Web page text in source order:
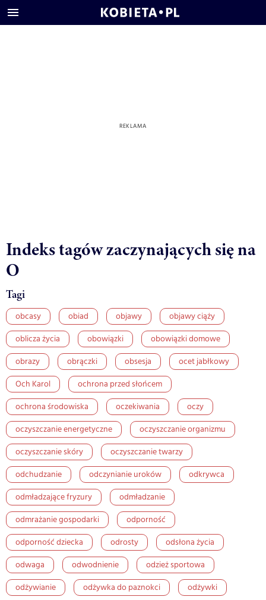
Indeks tagów zaczynających się na
O
Tagi
obcasy obiad objawy
objawy ciąży
oblicza życia
obowiązki
obowiązki domowe
obrazy
obrączki obsesja
ocet jabłkowy
Och Karol
ochrona przed słońcem
ochrona środowiska
oczekiwania
oczy
oczyszczanie energetyczne
oczyszczanie organizmu
oczyszczanie skóry
oczyszczanie twarzy
odchudzanie
odczynianie uroków
odkrywca
odmładzające fryzury
odmładzanie
odmrażanie gospodarki
odporność
odporność dziecka
odrosty
odsłona życia
odwaga
odwodnienie
odzież sportowa
odżywianie
odżywka do paznokci
odżywki